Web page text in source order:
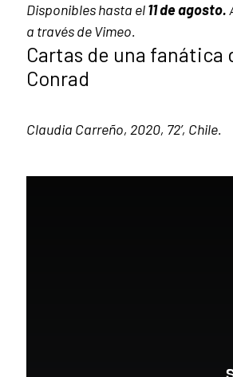
Disponibles hasta el11 de agosto.
a través de Vimeo.
Cartas de una
Conrad
Claudia Carreño, 2020, 72’, Chile.